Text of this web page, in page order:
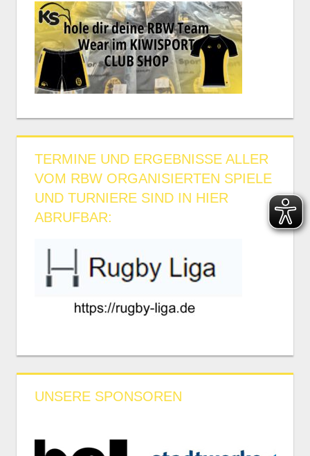
TERMINE UND ERGEBNISSE ALLER
VOM RBW ORGANISIERTEN SPIELE
UND TURNIERE SIND IN HIER
ABRUFBAR:
UNSERE SPONSOREN